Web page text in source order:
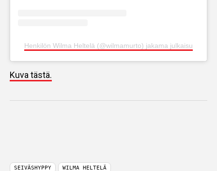
Henkilön Wilma Heltelä (@wilmamurto) jakama julkaisu
Kuva tästä.
SEIVÄSHYPPY WILMA HELTELÄ